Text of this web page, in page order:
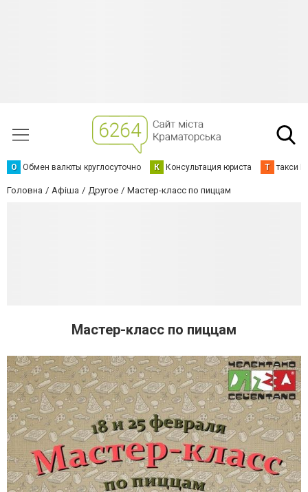
О Обмен валюты круглосуточно К Консультация юриста Т такси
Головна Афіша Другое Мастер-класс по пиццам
Мастер-класс по пиццам